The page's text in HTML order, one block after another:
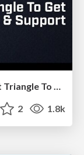
How to Align SEO within the Product Triangle To Get Buy-In & Support - #RIMC
2 1.8k